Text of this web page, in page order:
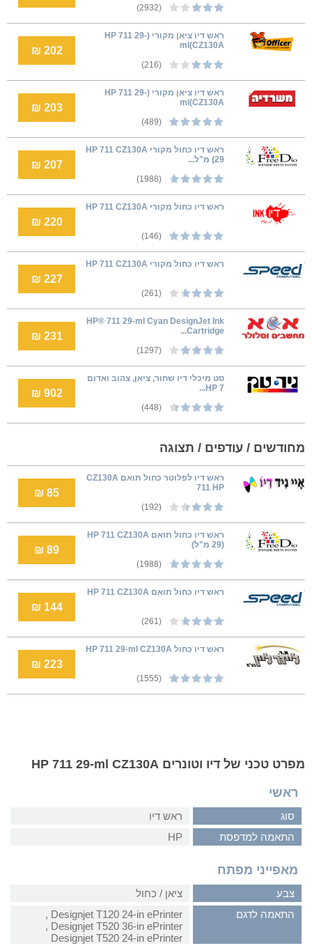
(2932)
ראש דיו ציאן מקורי (HP 711 29-
ml(CZ130A
(216)
202 ₪
ראש דיו ציאן מקורי (HP 711 29-
ml(CZ130A
(489)
203 ₪
ראש דיו כחול מקורי HP 711 CZ130A
(29 מ"ל...
(1988)
207 ₪
ראש דיו כחול מקורי HP 711 CZ130A
(146)
220 ₪
ראש דיו כחול מקורי HP 711 CZ130A
(261)
227 ₪
HP® 711 29-ml Cyan DesignJet Ink
Cartridge...
(1297)
231 ₪
סט מיכלי דיו שחור, ציאן, צהוב ואדום
HP 7...
(448)
902 ₪
מחודשים / עודפים / תצוגה
ראש דיו לפלוטר כחול תואם CZ130A
711 HP
(192)
85 ₪
ראש דיו כחול תואם HP 711 CZ130A
(29 מ"ל)
(1988)
89 ₪
ראש דיו כחול תואם HP 711 CZ130A
(261)
144 ₪
ראש דיו כחול HP 711 29-ml CZ130A
(1555)
223 ₪
מפרט טכני של דיו וטונרים HP 711 29-ml CZ130A
ראשי
סוג
ראש דיו
התאמה למדפסת
HP
מאפייני מפתח
צבע
ציאן / כחול
התאמה לדגם
Designjet T120 24-in ePrinter‏ ,
‏Designjet T520 36-in ePrinter‏ ,